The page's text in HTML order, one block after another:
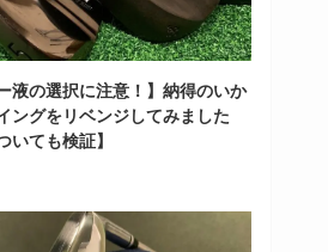
液の選択に注意！】納得のいか
ングをリベンジしてみました
いても検証】